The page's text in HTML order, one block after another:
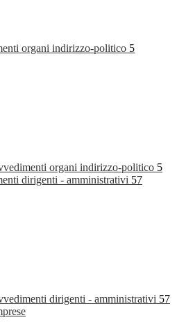
organi indirizzo-politico 5
organi indirizzo-politico 5
dirigenti - amministrativi 57
dirigenti - amministrativi 57